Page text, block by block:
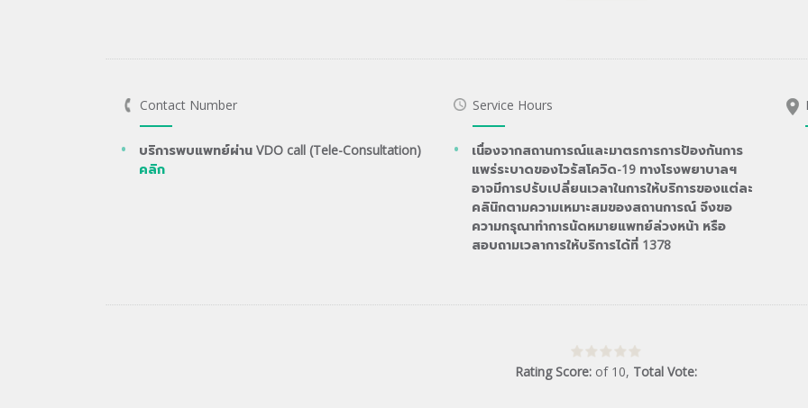
Contact Number
บริการพบแพทย์ผ่าน VDO call (Tele-Consultation)
คลิก
Service Hours
เนื่องจากสถานการณ์และมาตรการการป้องกันการ
แพร่ระบาดของไวรัสโควิด-19 ทางโรงพยาบาลฯ
อาจมีการปรับเปลี่ยนเวลาในการให้บริการของแต่ละ
คลินิกตามความเหมาะสมของสถานการณ์ จึงขอ
ความกรุณาทำการนัดหมายแพทย์ล่วงหน้า หรือ
สอบถามเวลาการให้บริการได้ที่ 1378
Rating Score: of 10, Total Vote: